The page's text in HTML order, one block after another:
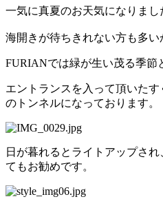
一気に真夏のお天気になりまし
海開きが待ちきれない方も多い
FURIANでは緑が生い茂る季節
エントランスを入って頂いた
のトンネルになっております。
日が暮れるとライトアップさ
てもお勧めです。